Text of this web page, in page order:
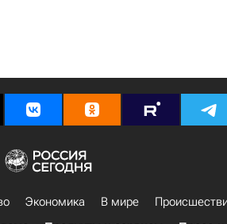
Экономика В мире